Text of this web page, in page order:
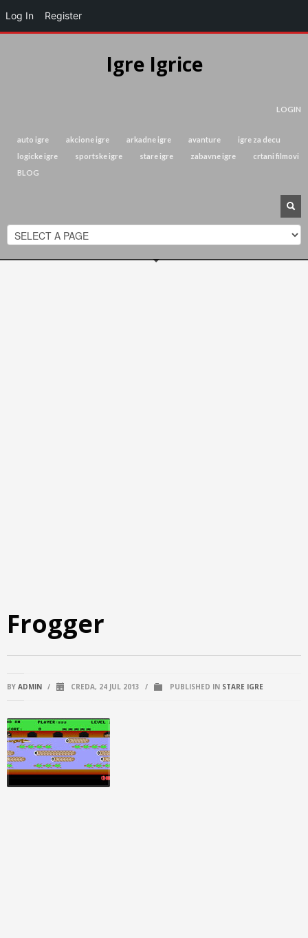
Igre Igrice
LOGIN
auto igre akcione igre arkadne igre avanture
igre za decu
logicke igre
sportske igre stare igre zabavne igre
crtani filmovi
BLOG
Frogger
BY ADMIN / CREDA, 24 JUL 2013 / PUBLISHED IN STARE IGRE
Log In Register